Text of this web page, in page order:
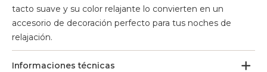
tacto suave y su color relajante lo convierten en un
accesorio de decoración perfecto para tus noches de
relajación.
Informaciones técnicas